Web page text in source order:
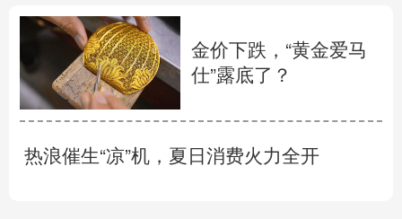
金价下跌，“黄金爱马
仕”露底了？
热浪催生“凉”机，夏日消费火力全开